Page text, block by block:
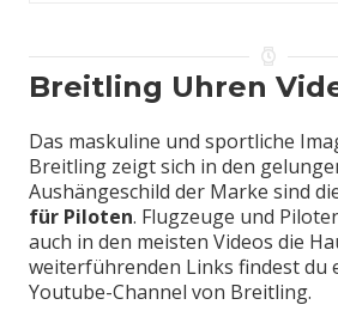
Breitling Uhren
Das maskuline und sportliche
Breitling zeigt sich in den
Aushängeschild der Marke sind
für Piloten. Flugzeuge und
auch in den meisten Videos die
weiterführenden Links findest du
Youtube-Channel von Breitling.